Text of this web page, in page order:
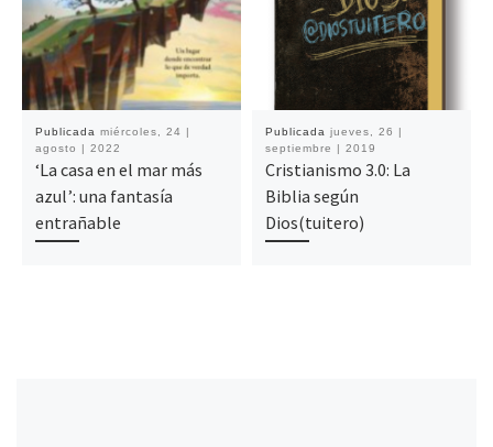
Publicada miércoles, 24 |
agosto | 2022
‘La casa en el mar más
azul’: una fantasía
entrañable
Publicada jueves, 26 |
septiembre | 2019
Cristianismo 3.0: La
Biblia según
Dios(tuitero)